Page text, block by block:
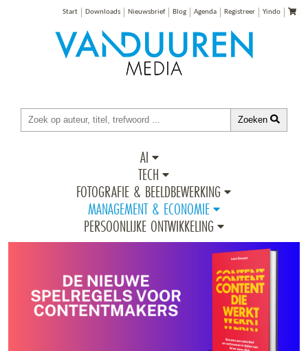
Start Downloads Nieuwsbrief Blog Agenda Registreer Yindo
Zoeken
AI
TECH
FOTOGRAFIE & BEELDBEWERKING
MANAGEMENT & ECONOMIE
PERSOONLIJKE ONTWIKKELING